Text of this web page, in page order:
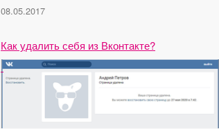
08.05.2017
Как удалить себя из Вконтакте?